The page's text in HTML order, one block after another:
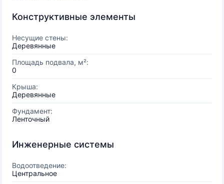
Конструктивные элементы
Несущие стены:
Деревянные
Площадь подвала, м²:
0
Крыша:
Деревянные
Фундамент:
Ленточный
Инженерные системы
Водоотведение:
Центральное